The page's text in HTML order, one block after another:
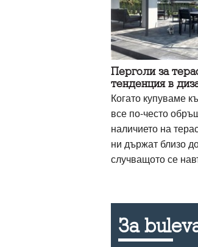
Перголи за
тенденция в
Когато купуваме
все по-често
наличието на
ни държат близо
случващото се
За